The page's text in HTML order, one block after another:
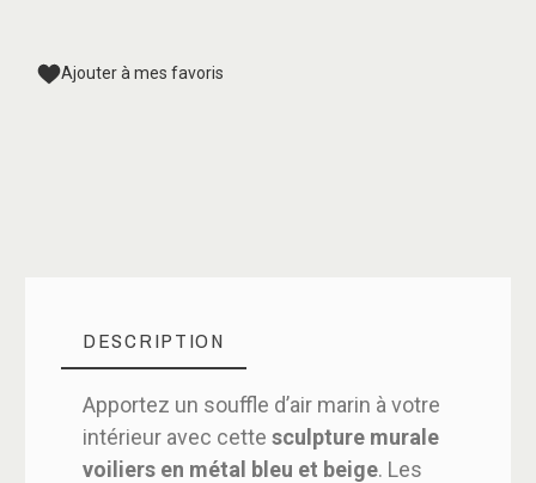
Ajouter à mes favoris
DESCRIPTION
Apportez un souffle d’air marin à votre
intérieur avec cette sculpture murale
voiliers en métal bleu et beige. Les